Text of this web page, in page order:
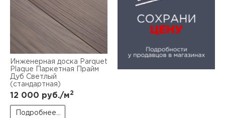
Инженерная доска Parquet
Plaque Паркетная Прайм
Дуб Светлый
(стандартная)
12 000 руб./м2
Подробнее...